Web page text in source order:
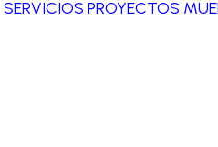
SERVICIOS PROYECTOS